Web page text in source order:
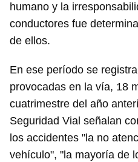
humano y la
conductores fue
de ellos.
En ese período se
provocadas en la vía, 18
cuatrimestre del año
Seguridad Vial señalan
los accidentes "la no
vehículo", "la mayoría de